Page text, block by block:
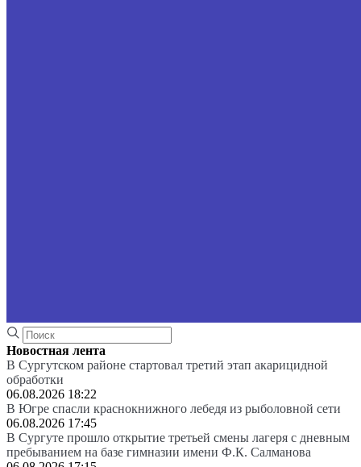
Новостная лента
В Сургутском районе стартовал третий этап акарицидной
обработки
06.08.2026 18:22
В Югре спасли краснокнижного лебедя из рыболовной сети
06.08.2026 17:45
В Сургуте прошло открытие третьей смены лагеря с дневным
пребыванием на базе гимназии имени Ф.К. Салманова